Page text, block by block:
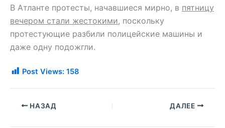
В Атланте протесты, начавшиеся мирно, в пятницу
вечером стали жестокими, поскольку
протестующие разбили полицейские машины и
даже одну подожгли.
Post Views: 158
НАЗАД ДАЛЕЕ